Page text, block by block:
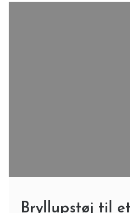
Bryllupstøj til